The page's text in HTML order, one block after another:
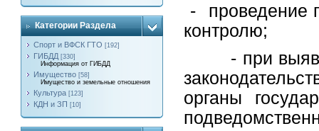
Категории Раздела
Спорт и ВФСК ГТО [192]
ГИБДД [330]
Информация от ГИБДД
Имущество [58]
Имущество и земельные отношения
Культура [123]
КДН и ЗП [10]
- проведение
контролю;
- при
органы